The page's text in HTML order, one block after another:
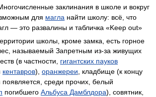
заклинания в школе и вокруг
для магла найти школу: всё, что
— это развалины и табличка «Keep out»
школы, кроме замка, есть горное
называемый Запретным из-за живущих
(в частности, гигантских пауков
кентавров), оранжереи, кладбище (к концу
появляется, среди прочих, белый
погибшего Альбуса Дамблдора), совятник,